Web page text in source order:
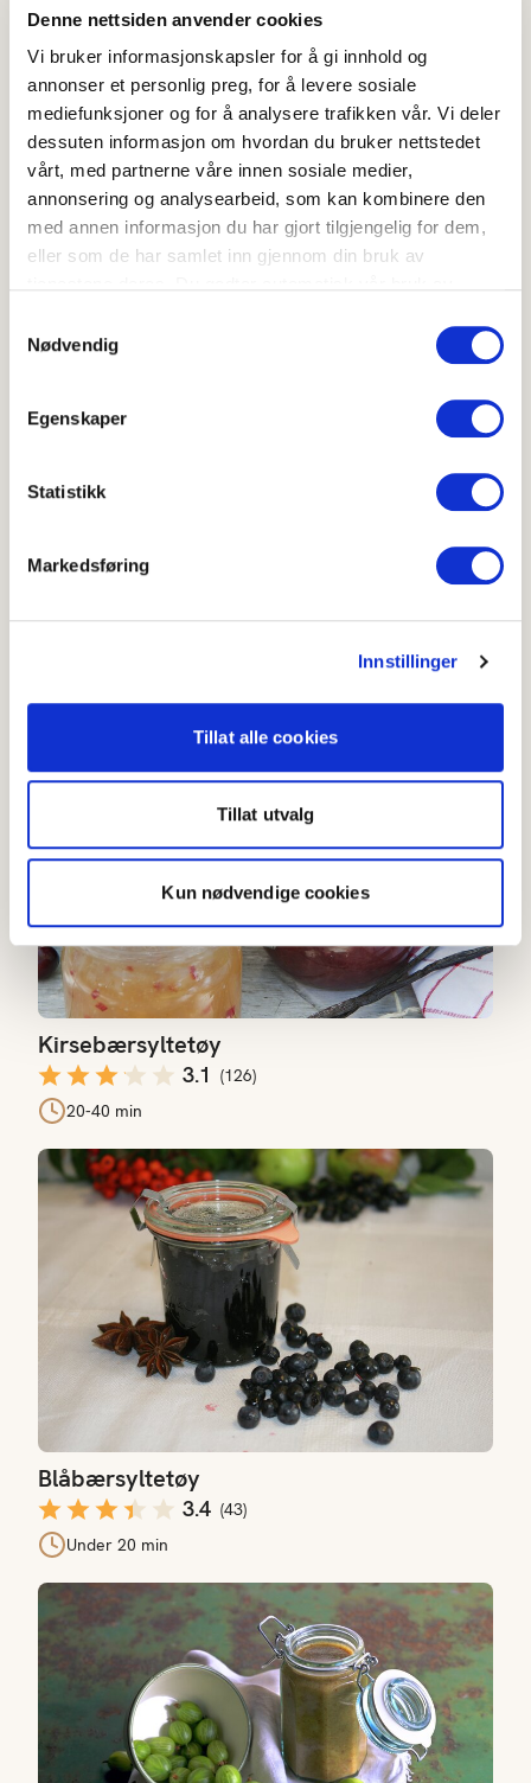
Denne nettsiden anvender cookies
Vi bruker informasjonskapsler for å gi innhold og
annonser et personlig preg, for å levere sosiale
mediefunksjoner og for å analysere trafikken vår. Vi deler
dessuten informasjon om hvordan du bruker nettstedet
vårt, med partnerne våre innen sosiale medier,
annonsering og analysearbeid, som kan kombinere den
med annen informasjon du har gjort tilgjengelig for dem,
eller som de har samlet inn gjennom din bruk av
Nødvendig
Egenskaper
Statistikk
Markedsføring
Innstillinger
Tillat alle cookies
Tillat utvalg
Kun nødvendige cookies
Bringebærsyltetøy med stjerneanis
3.4 (36)
Kirsebærsyltetøy
3.1 (126)
20-40 min
Blåbærsyltetøy
3.4 (43)
Under 20 min
Blåbærsyltetøy
Stikkelsbærsyltetøy